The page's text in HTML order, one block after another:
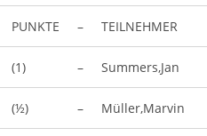
PUNKTE – TEILNEHMER
(1) – Summers,Jan
(½) – Müller,Marvin